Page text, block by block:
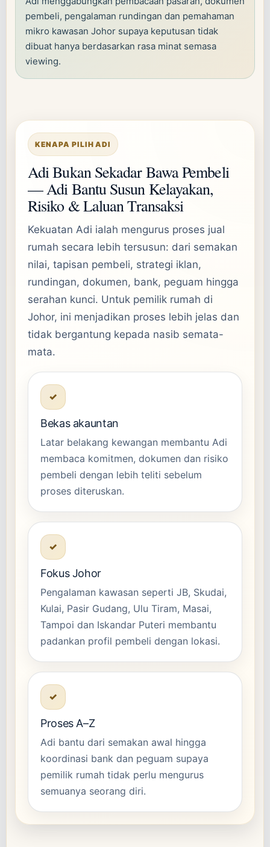
pembeli, pengalaman rundingan dan pemahaman
mikro kawasan Johor supaya keputusan tidak
dibuat hanya berdasarkan rasa minat semasa
viewing.
KENAPA PILIH ADI
Adi Bukan Sekadar Bawa Pembeli
— Adi Bantu Susun Kelayakan,
Risiko & Laluan Transaksi
Kekuatan Adi ialah mengurus proses jual
rumah secara lebih tersusun: dari semakan
nilai, tapisan pembeli, strategi iklan,
rundingan, dokumen, bank, peguam hingga
serahan kunci. Untuk pemilik rumah di
Johor, ini menjadikan proses lebih jelas dan
tidak bergantung kepada nasib semata-
mata.
✓
Bekas akauntan
Latar belakang kewangan membantu Adi
membaca komitmen, dokumen dan risiko
pembeli dengan lebih teliti sebelum
proses diteruskan.
✓
Fokus Johor
Pengalaman kawasan seperti JB, Skudai,
Kulai, Pasir Gudang, Ulu Tiram, Masai,
Tampoi dan Iskandar Puteri membantu
padankan profil pembeli dengan lokasi.
✓
Proses A–Z
Adi bantu dari semakan awal hingga
koordinasi bank dan peguam supaya
pemilik rumah tidak perlu mengurus
semuanya seorang diri.